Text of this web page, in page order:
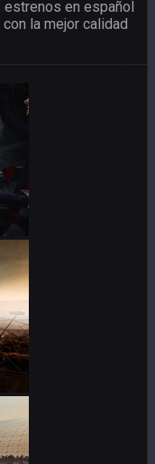
en español
la mejor calidad